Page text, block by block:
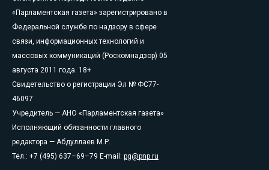
«Парламентская газета» зарегистрировано в
Федеральной службе по надзору в сфере
связи, информационных технологий и
массовых коммуникаций (Роскомнадзор) 05
августа 2011 года. 18+
Свидетельство о регистрации Эл № ФС77-
46097
Учредитель — АНО «Парламентская газета»
Исполняющий обязанности главного
редактора — Абдуллаев М.Р.
Тел.: +7 (495) 637–69–79 E-mail: pg@pnp.ru